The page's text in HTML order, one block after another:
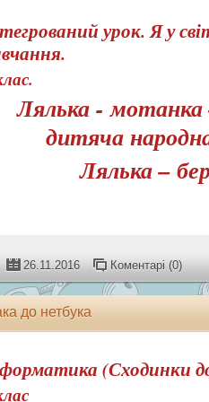
урок. Я у
Лялька - мотанка
дитяча
Лялька –
26.11.2016 Коментарі (0)
до нетбука
(Сходинки